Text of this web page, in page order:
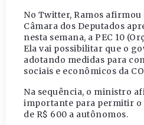
No Twitter, Ramos
Câmara dos Deputados
nesta semana, a PEC 10
Ela vai possibilitar que o
adotando medidas para
sociais e econômicos da
Na sequência, o ministro
importante para permitir o
de R$ 600 a autônomos.